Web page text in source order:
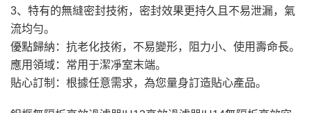
3、特有的無縫密封技術，密封效果更持久且不易泄漏，氣
流均勻。
優點歸納：抗老化技術，不易變形，阻力小、使用壽命長。
應用領域：常用于潔凈室末端。
貼心訂制：根據任意需求，為您量身訂造貼心產品。